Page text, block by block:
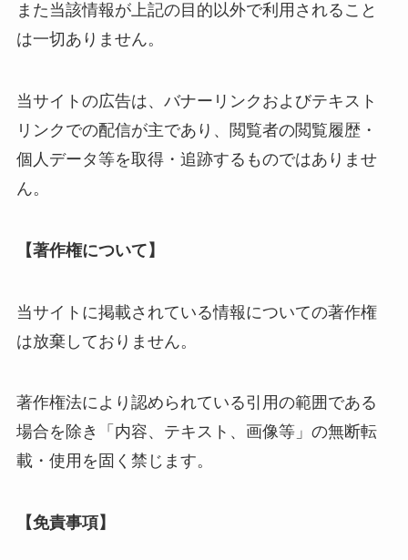
また当該情報が上記の目的以外で利用されること
は一切ありません。
当サイトの広告は、バナーリンクおよびテキスト
リンクでの配信が主であり、閲覧者の閲覧履歴・
個人データ等を取得・追跡するものではありませ
ん。
【著作権について】
当サイトに掲載されている情報についての著作権
は放棄しておりません。
著作権法により認められている引用の範囲である
場合を除き「内容、テキスト、画像等」の無断転
載・使用を固く禁じます。
【免責事項】